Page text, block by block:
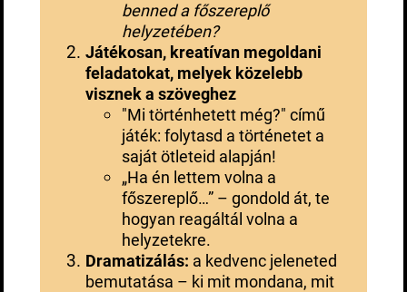
benned a főszereplő
helyzetében?
Játékosan, kreatívan megoldani
feladatokat, melyek közelebb
visznek a szöveghez
"Mi történhetett még?" című
játék: folytasd a történetet a
saját ötleteid alapján!
„Ha én lettem volna a
főszereplő…” – gondold át, te
hogyan reagáltál volna a
helyzetekre.
Dramatizálás: a kedvenc jeleneted
bemutatása – ki mit mondana, mit